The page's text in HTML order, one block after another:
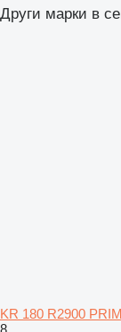
Други марки в
KR 180 R2900
8